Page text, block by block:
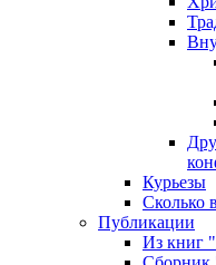
Курьезы
Сколько
Публикации
Из книг